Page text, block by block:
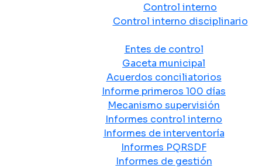
Control interno
Control interno disciplinario
Entes de control
Gaceta municipal
Acuerdos conciliatorios
Informe primeros 100 días
Mecanismo supervisión
Informes control interno
Informes de interventoría
Informes PQRSDF
Informes de gestión